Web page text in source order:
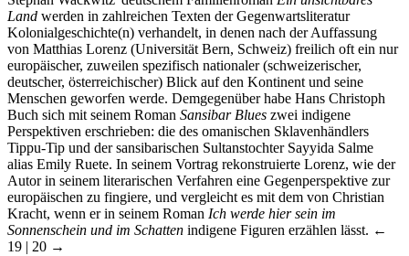
Land werden in zahlreichen Texten der Gegenwartsliteratur
Kolonialgeschichte(n) verhandelt, in denen nach der Auffassung
von Matthias Lorenz (Universität Bern, Schweiz) freilich oft ein nur
europäischer, zuweilen spezifisch nationaler (schweizerischer,
deutscher, österreichischer) Blick auf den Kontinent und seine
Menschen geworfen werde. Demgegenüber habe Hans Christoph
Buch sich mit seinem Roman Sansibar Blues zwei indigene
Perspektiven erschrieben: die des omanischen Sklavenhändlers
Tippu-Tip und der sansibarischen Sultanstochter Sayyida Salme
alias Emily Ruete. In seinem Vortrag rekonstruierte Lorenz, wie der
Autor in seinem literarischen Verfahren eine Gegenperspektive zur
europäischen zu fingiere, und vergleicht es mit dem von Christian
Kracht, wenn er in seinem Roman Ich werde hier sein im
Sonnenschein und im Schatten indigene Figuren erzählen lässt. ←
19 | 20 →